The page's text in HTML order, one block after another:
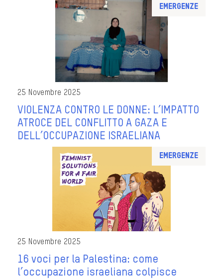
Emergenze
25 Novembre 2025
VIOLENZA CONTRO LE DONNE: L’IMPATTO
ATROCE DEL CONFLITTO A GAZA E
DELL’OCCUPAZIONE ISRAELIANA
Emergenze
25 Novembre 2025
16 voci per la Palestina: come
l’occupazione israeliana colpisce